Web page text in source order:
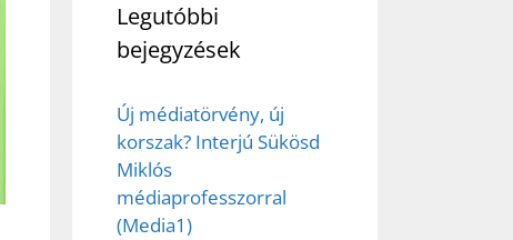
Legutóbbi
bejegyzések
Új médiatörvény, új
korszak? Interjú Sükösd
Miklós
médiaprofesszorral
(Media1)